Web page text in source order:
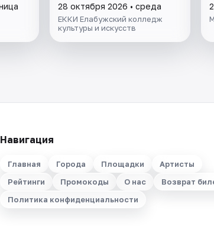
28 октября 2026 • среда
ЕККИ Елабужский колледж
культуры и искусств
Навигация
Главная Города Площадки
Артисты
Рейтинги
Промокоды О нас
Возврат
Политика конфиденциальности